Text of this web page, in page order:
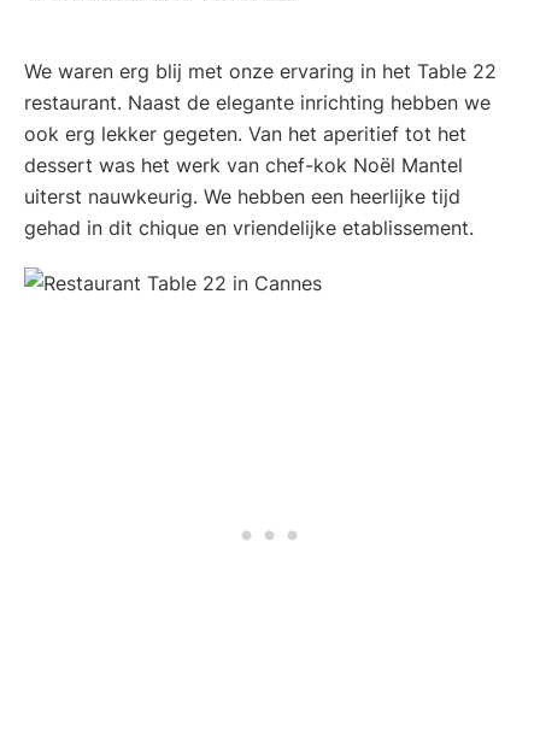
We waren erg blij met onze ervaring in het Table 22
restaurant. Naast de elegante inrichting hebben we
ook erg lekker gegeten. Van het aperitief tot het
dessert was het werk van chef-kok Noël Mantel
uiterst nauwkeurig. We hebben een heerlijke tijd
gehad in dit chique en vriendelijke etablissement.